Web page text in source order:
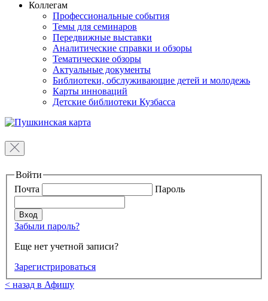
Коллегам
Профессиональные события
Темы для семинаров
Передвижные выставки
Аналитические справки и обзоры
Тематические обзоры
Актуальные документы
Библиотеки, обслуживающие детей и молодежь
Карты инноваций
Детские библиотеки Кузбасса
Войти
Почта
Пароль
Забыли пароль?
Еще нет учетной записи?
Зарегистрироваться
< назад в Афишу